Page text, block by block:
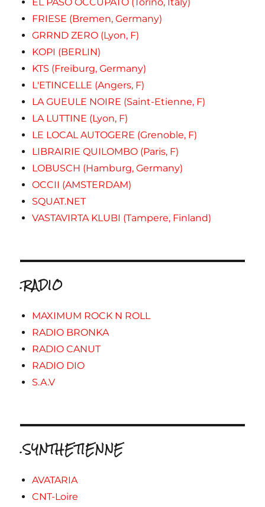
EL PASO OCCUPATO (Torino, Italy)
FRIESE (Bremen, Germany)
GRRND ZERO (Lyon, F)
KOPI (BERLIN)
KTS (Freiburg, Germany)
L'ETINCELLE (Angers, F)
LA GUEULE NOIRE (Saint-Etienne, F)
LA LUTTINE (Lyon, F)
LE LOCAL AUTOGERE (Grenoble, F)
LIBRAIRIE QUILOMBO (Paris, F)
LOBUSCH (Hamburg, Germany)
OCCII (AMSTERDAM)
SQUAT.NET
VASTAVIRTA KLUBI (Tampere, Finland)
.RADIO
MAXIMUM ROCK N ROLL
RADIO BRONKA
RADIO CANUT
RADIO DIO
S.A.V
.SYNTHETIENNE
AVATARIA
CNT-Loire